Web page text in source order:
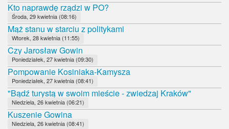
Kto naprawdę rządzi w PO?
Środa, 29 kwietnia (08:16)
Mąż stanu w starciu z politykami
Wtorek, 28 kwietnia (11:55)
Czy Jarosław Gowin
Poniedziałek, 27 kwietnia (09:30)
Pompowanie Kosiniaka-Kamysza
Poniedziałek, 27 kwietnia (08:41)
"Bądź turystą w swoim mieście - zwiedzaj Kraków"
Niedziela, 26 kwietnia (06:21)
Kuszenie Gowina
Niedziela, 26 kwietnia (08:41)